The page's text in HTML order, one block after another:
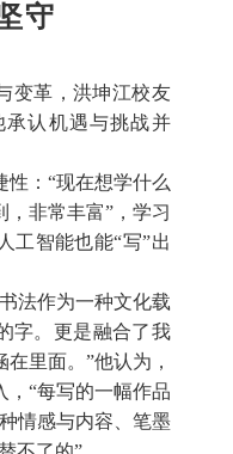
守
变革，洪坤江校友
认机遇与挑战并
：“现在想学什么
非常丰富”，学习
工智能也能“写”出
法作为一种文化载
字。更是融合了我
里面。”他认为，
，“每写的一幅作品
情感与内容、笔墨